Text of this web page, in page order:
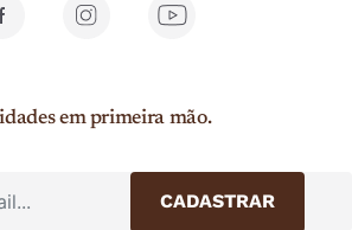
em primeira mão.